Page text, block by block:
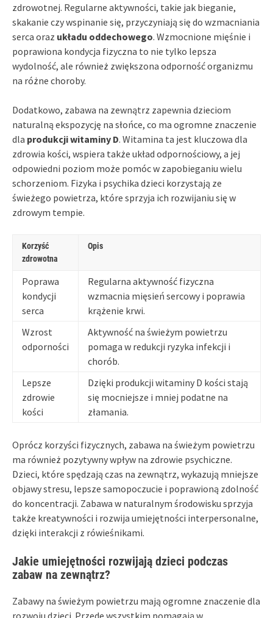
zdrowotnej. Regularne aktywności, takie jak bieganie,
skakanie czy wspinanie się, przyczyniają się do wzmacniania
serca oraz układu oddechowego. Wzmocnione mięśnie i
poprawiona kondycja fizyczna to nie tylko lepsza
wydolność, ale również zwiększona odporność organizmu
na różne choroby.
Dodatkowo, zabawa na zewnątrz zapewnia dzieciom
naturalną ekspozycję na słońce, co ma ogromne znaczenie
dla produkcji witaminy D. Witamina ta jest kluczowa dla
zdrowia kości, wspiera także układ odpornościowy, a jej
odpowiedni poziom może pomóc w zapobieganiu wielu
schorzeniom. Fizyka i psychika dzieci korzystają ze
świeżego powietrza, które sprzyja ich rozwijaniu się w
zdrowym tempie.
Korzyść
zdrowotna
Opis
Poprawa
kondycji
serca
Regularna aktywność fizyczna
wzmacnia mięsień sercowy i poprawia
krążenie krwi.
Wzrost
odporności
Aktywność na świeżym powietrzu
pomaga w redukcji ryzyka infekcji i
chorób.
Lepsze
zdrowie
kości
Dzięki produkcji witaminy D kości stają
się mocniejsze i mniej podatne na
złamania.
Oprócz korzyści fizycznych, zabawa na świeżym powietrzu
ma również pozytywny wpływ na zdrowie psychiczne.
Dzieci, które spędzają czas na zewnątrz, wykazują mniejsze
objawy stresu, lepsze samopoczucie i poprawioną zdolność
do koncentracji. Zabawa w naturalnym środowisku sprzyja
także kreatywności i rozwija umiejętności interpersonalne,
dzięki interakcji z rówieśnikami.
Jakie umiejętności rozwijają dzieci podczas
zabaw na zewnątrz?
Zabawy na świeżym powietrzu mają ogromne znaczenie dla
rozwoju dzieci. Przede wszystkim pomagają w